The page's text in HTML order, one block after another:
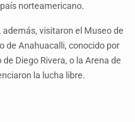
norteamericano.
visitaron el Museo de
de Anahuacalli, conocido por
Diego Rivera, o la Arena de
la lucha libre.